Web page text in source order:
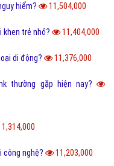
hiểm? 11,504,000
khen trẻ nhỏ? 11,404,000
di động? 11,376,000
thường gặp hiện nay?
công nghệ? 11,203,000